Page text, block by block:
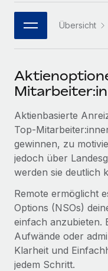
MCP
Integrationen
Tools
DIENSTLEISTUNGEN
Frag unsere
Hilfe von
Background-
Einfacheres
Compliance
Lückenlose
Geräteverwaltung
PARTNER WERDEN
Flexible
Partner werden
Entdecke die
Remote Build
Beratung zu
FALLSTUDIEN
So hat der KI-
Remote um 120
Weaviate auf einen
Open-Source-
Bibliothek für
Webinare
Events
Newsroom
Informationen zu
Insights Center
Hol dir
Alle Ressourcen
BLOG
Globale Payroll
한국어 Übersicht
Aktienbasierte
gewinnen, zu
jedoch über
werden sie deutlich
Remote ermöglicht
Options (NSOs)
einfach anzubieten.
Aufwände oder
Klarheit und
jedem Schritt.